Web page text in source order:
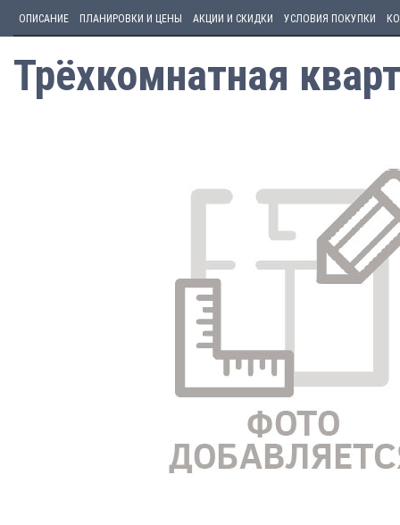
ОПИСАНИЕ ПЛАНИРОВКИ И ЦЕНЫ АКЦИИ И СКИДКИ УСЛОВИЯ ПОКУПКИ
Трёхкомнатная